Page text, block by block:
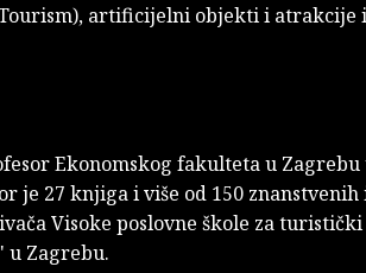
artificijelni objekti i atrakcije
Ekonomskog fakulteta u Zagrebu
je 27 knjiga i više od 150 znanstvenih
Visoke poslovne škole za
Zagrebu.